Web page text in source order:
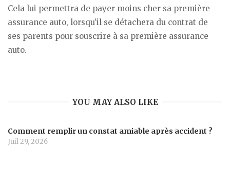
Cela lui permettra de payer moins cher sa première
assurance auto, lorsqu’il se détachera du contrat de
ses parents pour souscrire à sa première assurance
auto.
YOU MAY ALSO LIKE
Comment remplir un constat amiable après accident ?
Juil 29, 2026